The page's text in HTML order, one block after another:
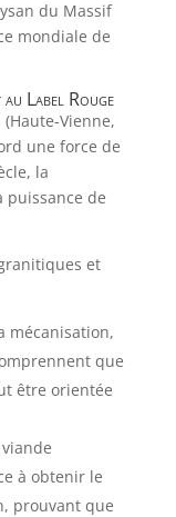
du Massif
mondiale de
Label Rouge
Vienne,
une force de
la
puissance de
et
mécanisation,
que
être orientée
à obtenir le
prouvant que